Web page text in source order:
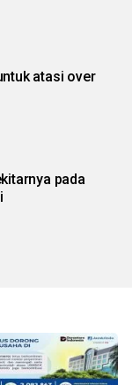
atasi over
pada